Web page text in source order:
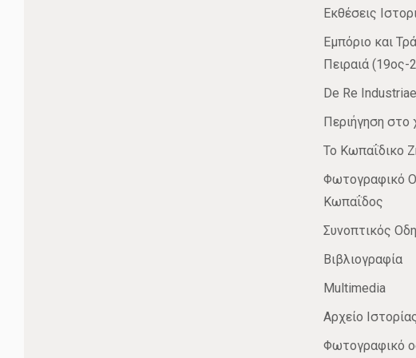
Εκθέσεις
Εμπόριο και
Πειραιά (19ος-
De Re
Περιήγηση στο
Το Κωπαΐδικο
Φωτογραφικό
Κωπαΐδος
Συνοπτικός
Βιβλιογραφία
Multimedia
Αρχείο
Φωτογραφικό